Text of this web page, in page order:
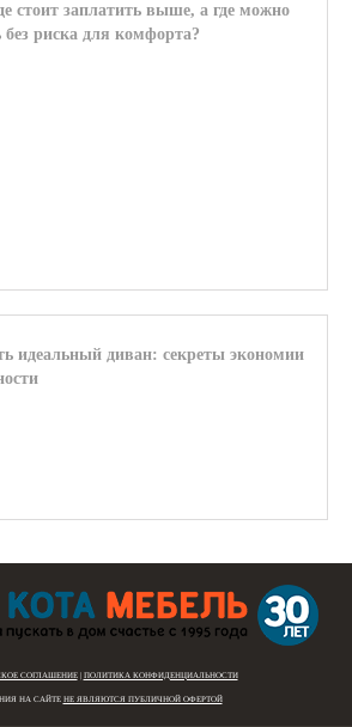
стоит заплатить выше, а где можно
без риска для комфорта?
идеальный диван: секреты экономии
СОГЛАШЕНИЕ| ПОЛИТИКА КОНФИДЕНЦИАЛЬНОСТИ
НА САЙТЕ НЕ ЯВЛЯЮТСЯ ПУБЛИЧНОЙ ОФЕРТОЙ